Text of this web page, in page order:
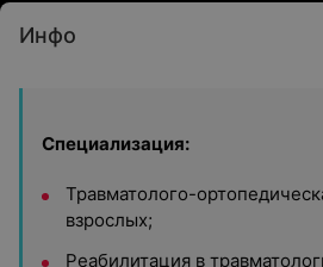
Инфо
Специализация:
Травматолого-
взрослых;
Реабилитация в